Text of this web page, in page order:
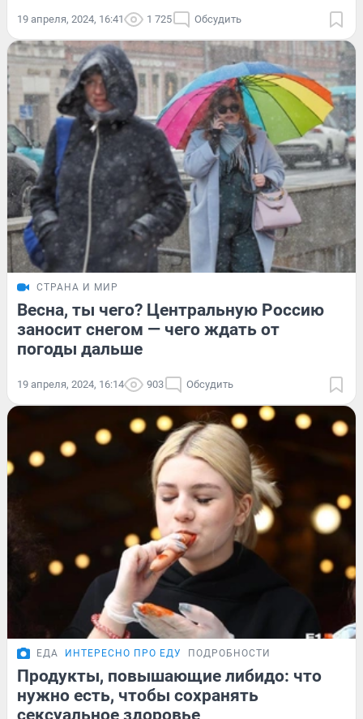
19 апреля, 2024, 16:41 1 725 Обсудить
СТРАНА И МИР
Весна, ты чего? Центральную Россию
заносит снегом — чего ждать от
погоды дальше
19 апреля, 2024, 16:14 903 Обсудить
ЕДА ИНТЕРЕСНО ПРО ЕДУ ПОДРОБНОСТИ
Продукты, повышающие либидо: что
нужно есть, чтобы сохранять
сексуальное здоровье